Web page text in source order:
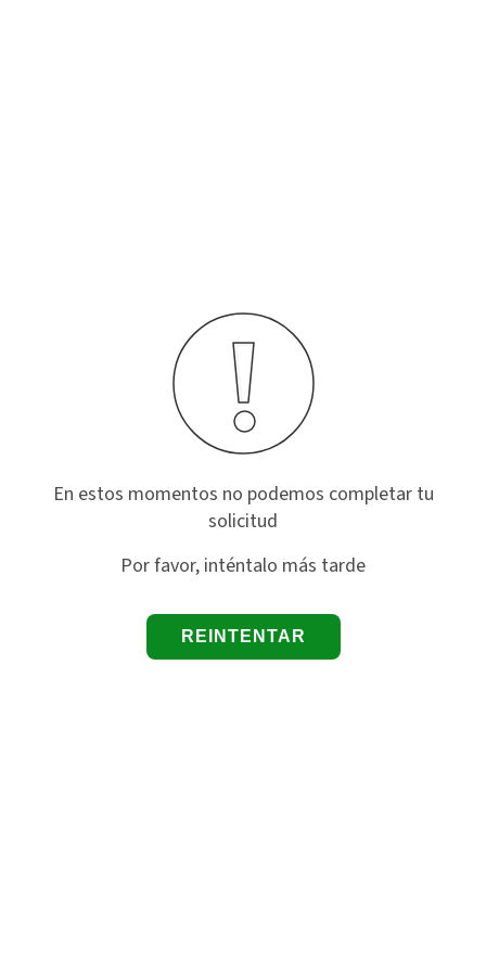
En estos momentos no podemos completar tu
solicitud
Por favor, inténtalo más tarde
REINTENTAR